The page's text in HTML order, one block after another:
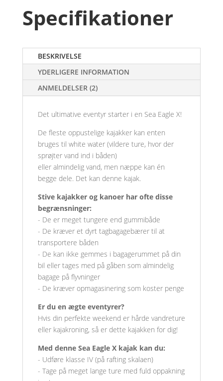
kajak
antal
Specifikationer
BESKRIVELSE
YDERLIGERE INFORMATION
ANMELDELSER (2)
Det ultimative eventyr starter i en Sea Eagle X!
De fleste oppustelige kajakker kan enten
bruges til white water (vildere ture, hvor der
sprøjter vand ind i båden)
eller almindelig vand, men næppe kan én
begge dele. Det kan denne kajak.
Stive kajakker og kanoer har ofte disse
begrænsninger:
- De er meget tungere end gummibåde
- De kræver et dyrt tagbagagebærer til at
transportere båden
- De kan ikke gemmes i bagagerummet på din
bil eller tages med på gåben som almindelig
bagage på flyvninger
- De kræver opmagasinering som koster penge
Er du en ægte eventyrer?
Hvis din perfekte weekend er hårde vandreture
eller kajakroning, så er dette kajakken for dig!
Med denne Sea Eagle X kajak kan du:
- Udføre klasse IV (på rafting skalaen)
- Tage på meget lange ture med fuld oppakning